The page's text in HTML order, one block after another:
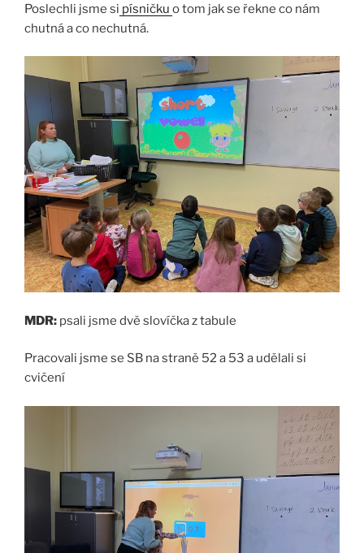
Poslechli jsme si písničku o tom jak se řekne co nám
chutná a co nechutná.
MDR: psali jsme dvě slovíčka z tabule
Pracovali jsme se SB na straně 52 a 53 a udělali si
cvičení